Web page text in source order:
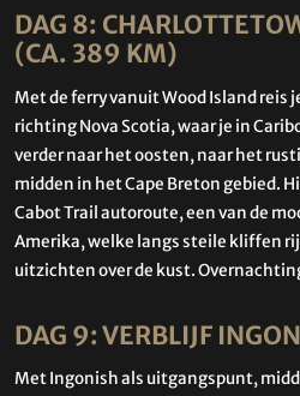
DAG 8:
(CA. 389 KM)
Met de ferry vanuit Wood Island reis
richting Nova Scotia, waar je in
verder naar het oosten, naar het
midden in het Cape Breton gebied.
Cabot Trail autoroute, een van de
Amerika, welke langs steile kliffen
uitzichten over de kust.
DAG 9: VERBLIJF
Met Ingonish als uitgangspunt,